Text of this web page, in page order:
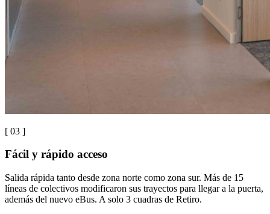
[ 03 ]
Fácil y rápido acceso
Salida rápida tanto desde zona norte como zona sur. Más de 15
líneas de colectivos modificaron sus trayectos para llegar a la puerta,
además del nuevo eBus. A solo 3 cuadras de Retiro.